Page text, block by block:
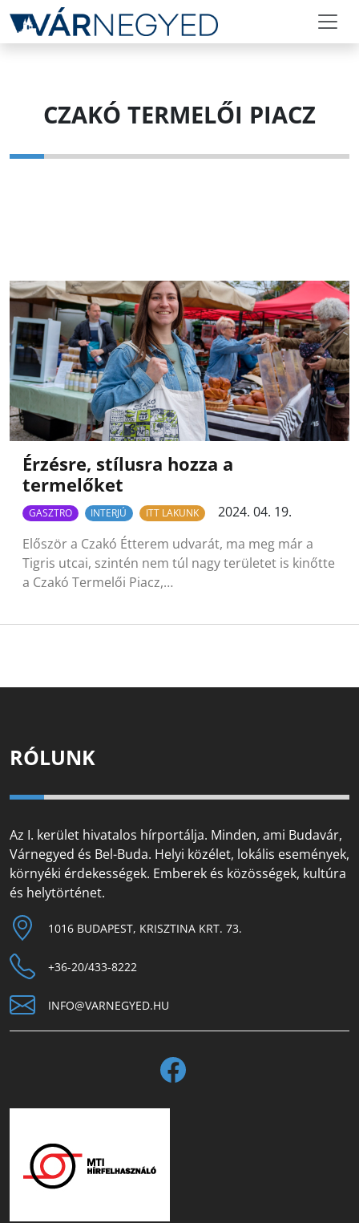
CZAKÓ TERMELŐI PIACZ
Érzésre, stílusra hozza a
termelőket
GASZTRO INTERJÚ ITT LAKUNK
2024. 04. 19.
Először a Czakó Étterem udvarát, ma meg már a
Tigris utcai, szintén nem túl nagy területet is kinőtte
a Czakó Termelői Piacz,…
RÓLUNK
Az I. kerület hivatalos hírportálja. Minden, ami Budavár,
Várnegyed és Bel-Buda. Helyi közélet, lokális események,
környéki érdekességek. Emberek és közösségek, kultúra
és helytörténet.
1016 BUDAPEST, KRISZTINA KRT. 73.
+36-20/433-8222
INFO@VARNEGYED.HU